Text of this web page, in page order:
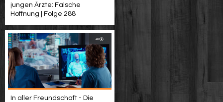
jungen Ärzte: Falsche
Hoffnung | Folge 288
In aller Freundschaft - Die